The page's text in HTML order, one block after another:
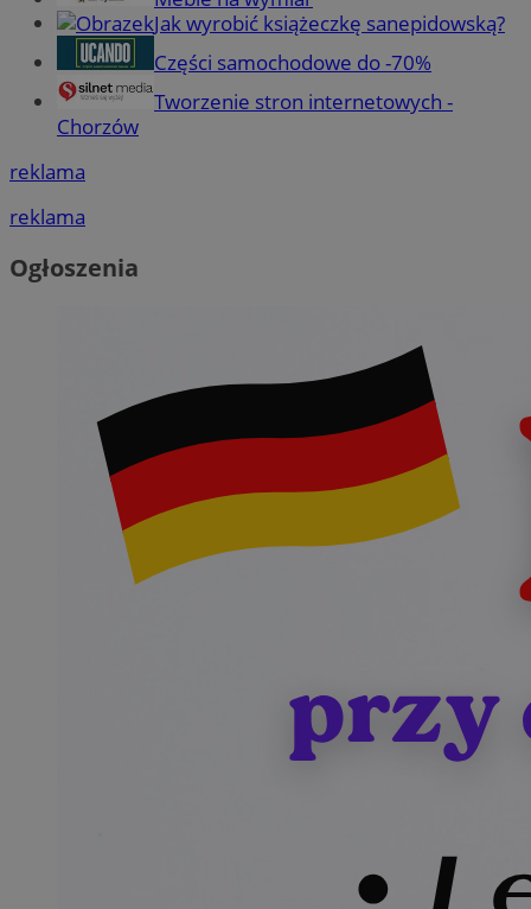
Jak wyrobić książeczkę sanepidowską?
Części samochodowe do -70%
Tworzenie stron internetowych -
Chorzów
reklama
reklama
Ogłoszenia